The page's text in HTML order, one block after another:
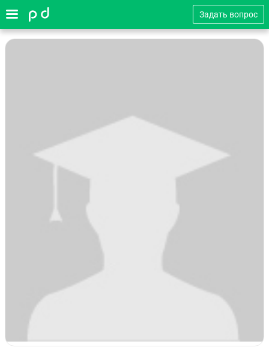
Задать вопрос